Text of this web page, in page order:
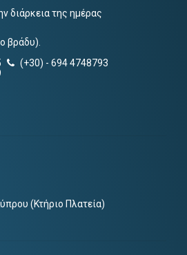
διάρκεια της ημέρας
βράδυ).
(+30) - 694 4748793
(Κτήριο Πλατεία)